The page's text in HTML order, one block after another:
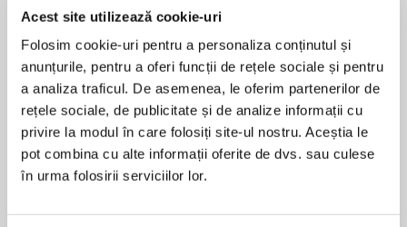
Acest site utilizează cookie-uri
Folosim cookie-uri pentru a personaliza conținutul și
anunțurile, pentru a oferi funcții de rețele sociale și pentru
a analiza traficul. De asemenea, le oferim partenerilor de
rețele sociale, de publicitate și de analize informații cu
privire la modul în care folosiți site-ul nostru. Aceștia le
pot combina cu alte informații oferite de dvs. sau culese
în urma folosirii serviciilor lor.
ÉPICÉ ET BOISÉ (Homme)
Este cel mai inovator și complex parfum pentru un bărbat
sigur pe sine cu o puternică simțire a propriei
individualități. A 13-a notă este aromatică, proaspătă și
condimentată.
parfum, permiteți-i să se amestece cu chimia pielii tale timp